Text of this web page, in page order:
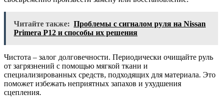
Читайте также: Проблемы с сигналом руля на Nissan
Primera P12 и способы их решения
Чистота – залог долговечности. Периодически очищайте руль
от загрязнений с помощью мягкой ткани и
специализированных средств, подходящих для материала. Это
поможет избежать неприятных запахов и ухудшения
сцепления.